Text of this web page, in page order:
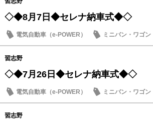
◇◆8月7日◆セレナ納車式◆◇
電気自動車（e-POWER）
ミニバン・ワゴン
納車式
習志野
◇◆7月26日◆セレナ納車式◆◇
電気自動車（e-POWER）
ミニバン・ワゴン
納車式
習志野